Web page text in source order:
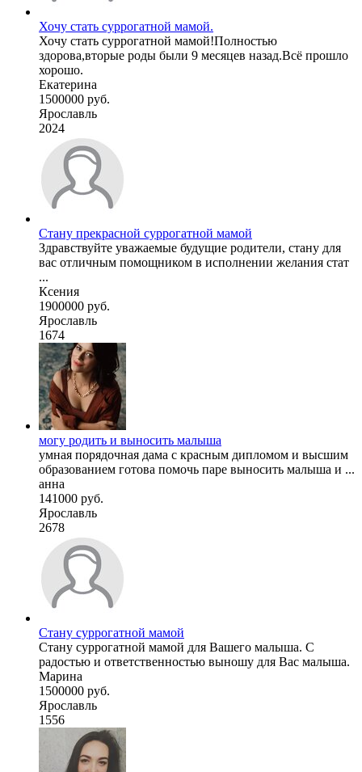
Хочу стать суррогатной мамой.
Хочу стать суррогатной мамой!Полностью
здорова,вторые роды были 9 месяцев назад.Всё прошло
хорошо.
Екатерина
1500000 руб.
Ярославль
2024
Стану прекрасной суррогатной мамой
Здравствуйте уважаемые будущие родители, стану для
вас отличным помощником в исполнении желания стат
...
Ксения
1900000 руб.
Ярославль
1674
могу родить и выносить малыша
умная порядочная дама с красным дипломом и высшим
образованием готова помочь паре выносить малыша и ...
анна
141000 руб.
Ярославль
2678
Стану суррогатной мамой
Стану суррогатной мамой для Вашего малыша. С
радостью и ответственностью выношу для Вас малыша.
Марина
1500000 руб.
Ярославль
1556